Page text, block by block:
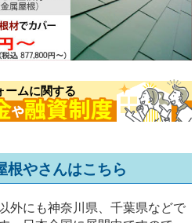
ームに関する
根やさんはこちら
外にも神奈川県、千葉県などで